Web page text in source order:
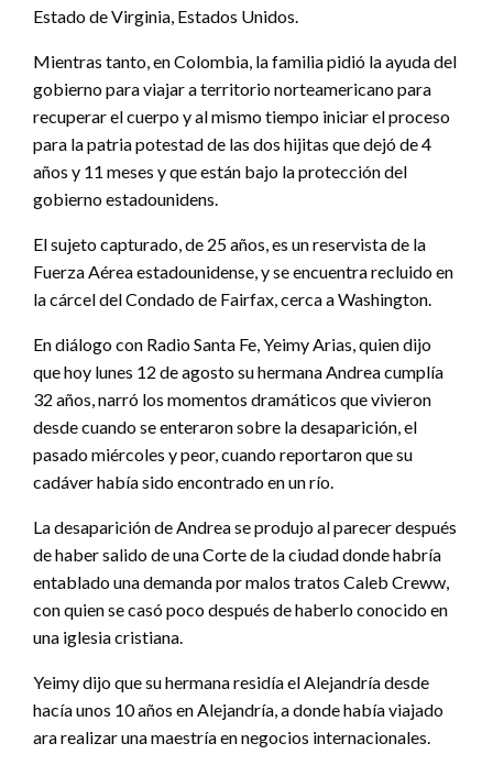
Estado de Virginia, Estados Unidos.
Mientras tanto, en Colombia, la familia pidió la ayuda del
gobierno para viajar a territorio norteamericano para
recuperar el cuerpo y al mismo tiempo iniciar el proceso
para la patria potestad de las dos hijitas que dejó de 4
años y 11 meses y que están bajo la protección del
gobierno estadounidens.
El sujeto capturado, de 25 años, es un reservista de la
Fuerza Aérea estadounidense, y se encuentra recluido en
la cárcel del Condado de Fairfax, cerca a Washington.
En diálogo con Radio Santa Fe, Yeimy Arias, quien dijo
que hoy lunes 12 de agosto su hermana Andrea cumplía
32 años, narró los momentos dramáticos que vivieron
desde cuando se enteraron sobre la desaparición, el
pasado miércoles y peor, cuando reportaron que su
cadáver había sido encontrado en un río.
La desaparición de Andrea se produjo al parecer después
de haber salido de una Corte de la ciudad donde habría
entablado una demanda por malos tratos Caleb Creww,
con quien se casó poco después de haberlo conocido en
una iglesia cristiana.
Yeimy dijo que su hermana residía el Alejandría desde
hacía unos 10 años en Alejandría, a donde había viajado
ara realizar una maestría en negocios internacionales.